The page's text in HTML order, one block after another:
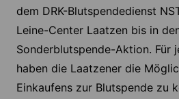
dem DRK-Blutspendedienst
Leine-Center Laatzen bis in
Sonderblutspende-Aktion. Für
haben die Laatzener die
Einkaufens zur Blutspende zu